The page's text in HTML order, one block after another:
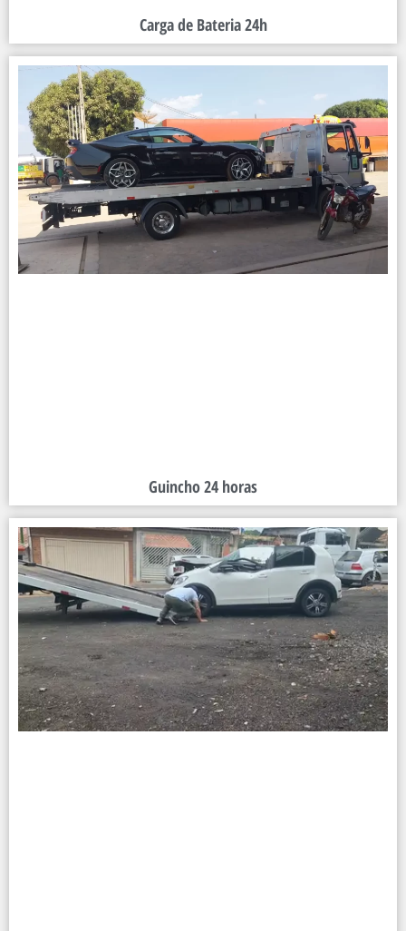
Carga de Bateria 24h
Guincho 24 horas